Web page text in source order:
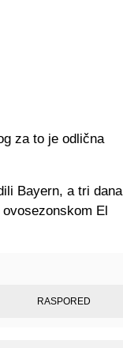
za to je odlična
Bayern, a tri dana
El
RASPORED